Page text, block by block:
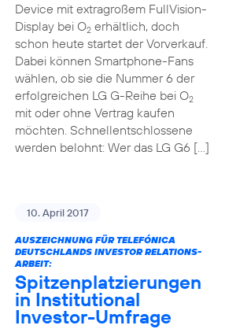
Device mit extragroßem FullVision-
Display bei O2erhältlich, doch
schon heute startet der Vorverkauf.
Dabei können Smartphone-Fans
wählen, ob sie die Nummer 6 der
erfolgreichen LG G-Reihe bei O2
mit oder ohne Vertrag kaufen
möchten. Schnellentschlossene
werden belohnt: Wer das LG G6 […]
10. April 2017
AUSZEICHNUNG FÜR TELEFÓNICA
DEUTSCHLANDS INVESTOR RELATIONS-
ARBEIT:
Spitzenplatzierungen
in Institutional
Investor-Umfrage